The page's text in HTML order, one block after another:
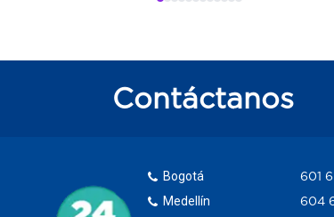
Contáctanos
Bogotá
Medellín
601
604